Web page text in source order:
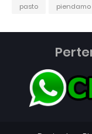
pasto
piendamo